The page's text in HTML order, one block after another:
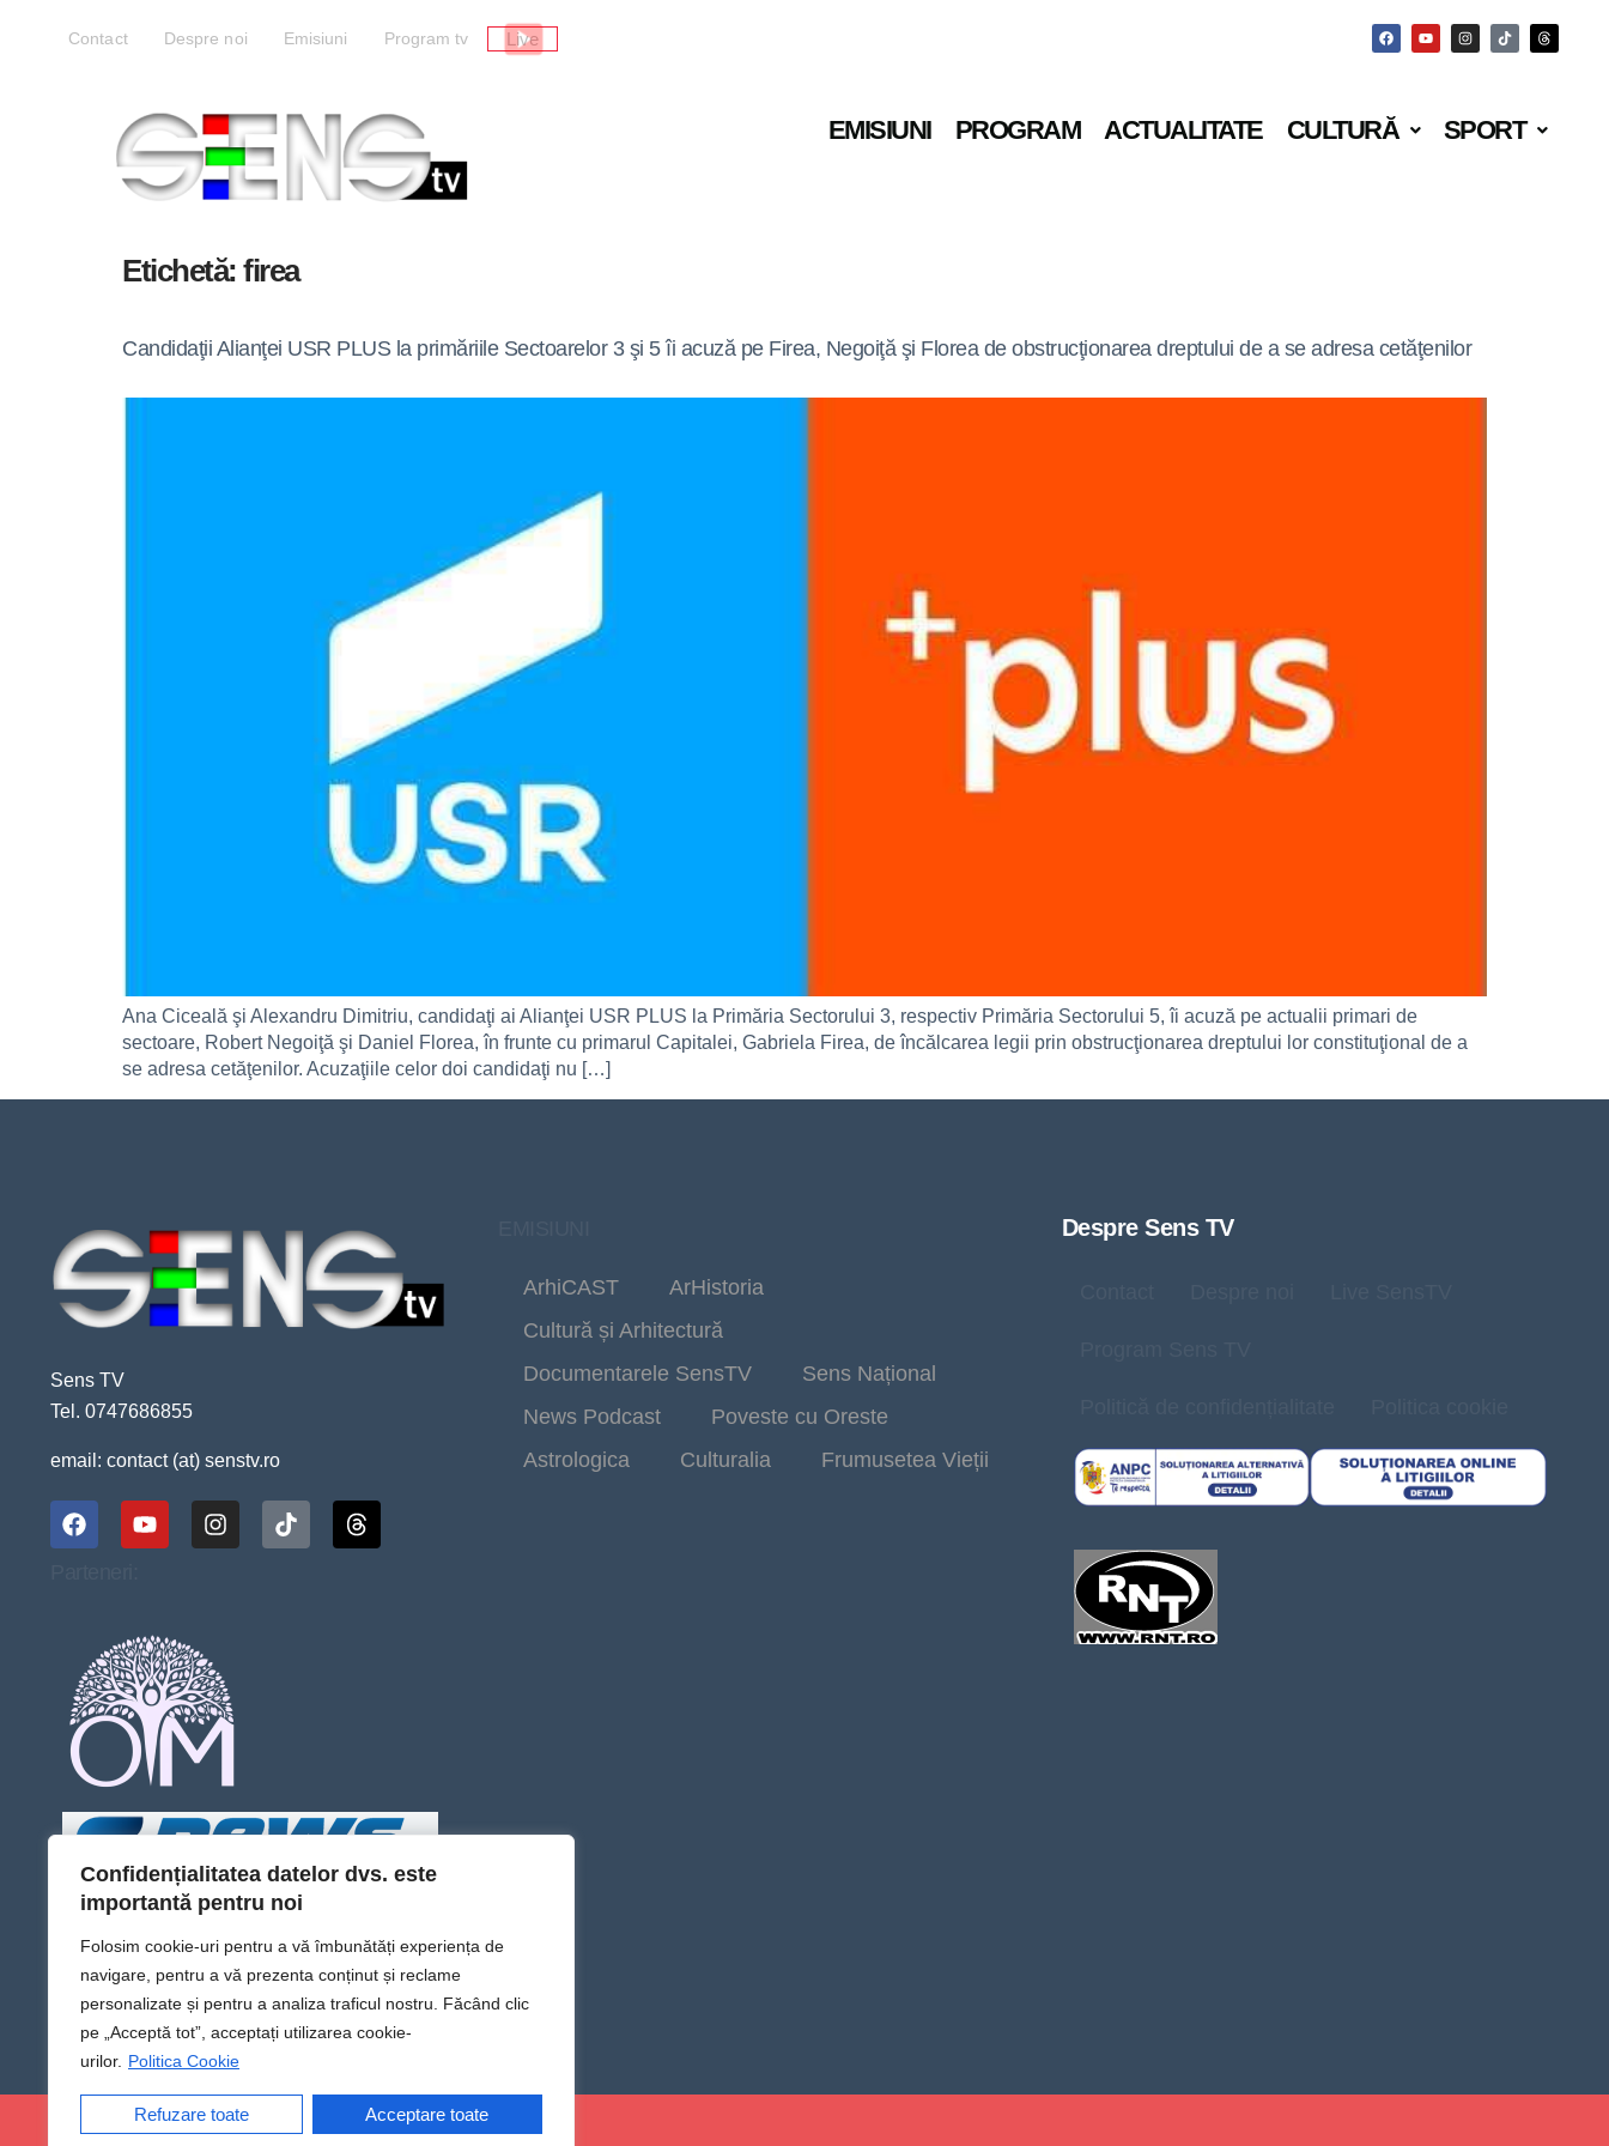
Confidențialitatea datelor dvs. este
importantă pentru noi
Folosim cookie-uri pentru a vă îmbunătăți experiența de
navigare, pentru a vă prezenta conținut și reclame
personalizate și pentru a analiza traficul nostru. Făcând clic
pe „Acceptă tot”, acceptați utilizarea cookie-
urilor. Politica Cookie
Refuzare toate Acceptare toate
Contact Despre noi Emisiuni Program tv Live
EMISIUNI PROGRAM ACTUALITATE CULTURĂ SPORT
Etichetă: firea
Candidaţii Alianţei USR PLUS la primăriile Sectoarelor 3 şi 5 îi acuză pe Firea, Negoiţă şi Florea de obstrucţionarea dreptului de a se adresa cetăţenilor
Ana Ciceală şi Alexandru Dimitriu, candidaţi ai Alianţei USR PLUS la Primăria Sectorului 3, respectiv Primăria Sectorului 5, îi acuză pe actualii primari de
sectoare, Robert Negoiţă şi Daniel Florea, în frunte cu primarul Capitalei, Gabriela Firea, de încălcarea legii prin obstrucţionarea dreptului lor constituţional de a
se adresa cetăţenilor. Acuzaţiile celor doi candidaţi nu […]
Sens TV
Tel. 0747686855
email: contact (at) senstv.ro
ArhiCAST
ArHistoria
Cultură și Arhitectură
Documentarele SensTV
Sens Național
News Podcast
Poveste cu Oreste
Astrologica
Culturalia Frumusetea Vieții
Despre Sens TV
@Sens TV | Dă sens omului din tine!